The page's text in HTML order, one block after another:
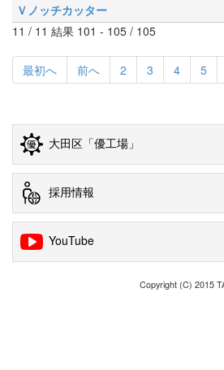
Ｖノッチカッター
11 / 11 結果 101 - 105 / 105
最初へ 前へ 2 3 4 5
大田区「優工場」
採用情報
YouTube
Copyright (C) 2015